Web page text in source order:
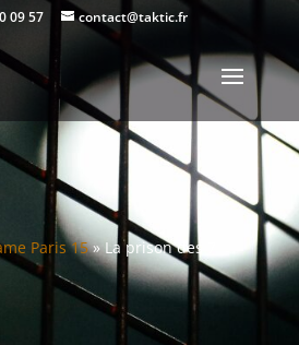
09 57 contact@taktic.fr
Paris 15»La prison des 7